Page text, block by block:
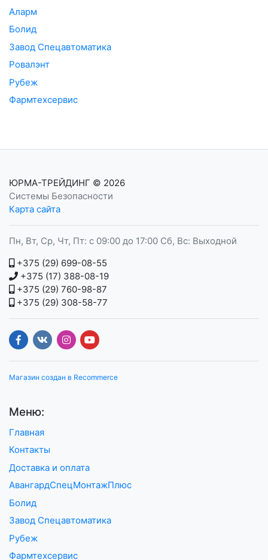
Аларм
Болид
Завод Спецавтоматика
Ровалэнт
Рубеж
Фармтехсервис
ЮРМА-ТРЕЙДИНГ © 2026
Системы Безопасности
Карта сайта
Пн, Вт, Ср, Чт, Пт: с 09:00 до 17:00 Сб, Вс: Выходной
+375 (29) 699-08-55
+375 (17) 388-08-19
+375 (29) 760-98-87
+375 (29) 308-58-77
Магазин создан в Recommerce
Меню:
Главная
Контакты
Доставка и оплата
АвангардСпецМонтажПлюс
Болид
Завод Спецавтоматика
Рубеж
Фармтехсервис